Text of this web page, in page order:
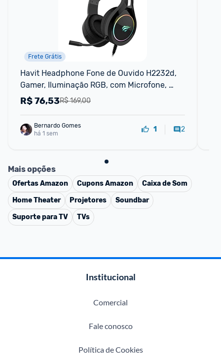
Frete Grátis
Havit Headphone Fone de Ouvido H2232d,
Gamer, Iluminação RGB, com Microfone,
Falante de 50mm, Conector 3.5mm, HAVIT,
R$ 169,00
R$76,53
Bernardo Gomes
há 1 sem
1 2
Mais opções
OfertasAmazon CuponsAmazon
Caixa de Som
Home Theater
Projetores
Soundbar
Suporte para TV
TVs
Institucional
Comercial
Fale conosco
Política de Cookies